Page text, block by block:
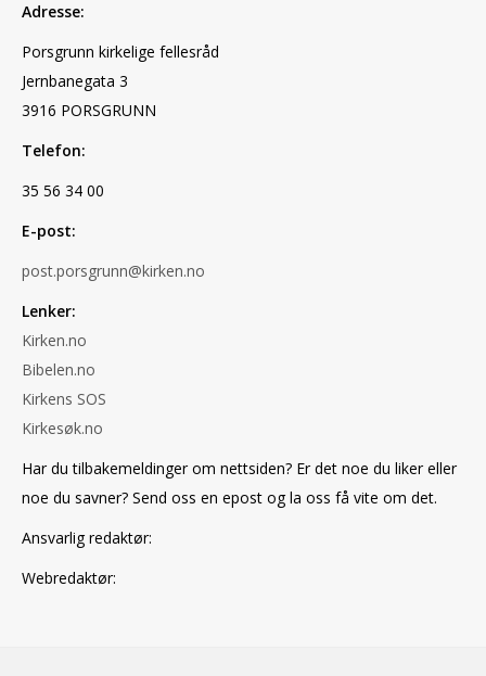
Adresse:
Porsgrunn kirkelige fellesråd
Jernbanegata 3
3916 PORSGRUNN
Telefon:
35 56 34 00
E-post:
post.porsgrunn@kirken.no
Lenker:
Kirken.no
Bibelen.no
Kirkens SOS
Kirkesøk.no
Har du tilbakemeldinger om nettsiden? Er det noe du liker eller
noe du savner? Send oss en epost og la oss få vite om det.
Ansvarlig redaktør:
Webredaktør: